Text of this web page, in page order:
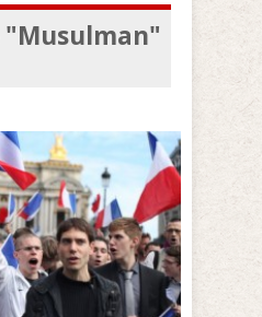
"Musulman"